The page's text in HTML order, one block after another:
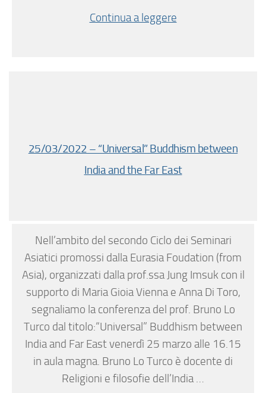
Continua a leggere
25/03/2022 – “Universal” Buddhism between
India and the Far East
Nell’ambito del secondo Ciclo dei Seminari
Asiatici promossi dalla Eurasia Foudation (from
Asia), organizzati dalla prof.ssa Jung Imsuk con il
supporto di Maria Gioia Vienna e Anna Di Toro,
segnaliamo la conferenza del prof. Bruno Lo
Turco dal titolo:“Universal” Buddhism between
India and Far East venerdì 25 marzo alle 16.15
in aula magna. Bruno Lo Turco è docente di
Religioni e filosofie dell’India …